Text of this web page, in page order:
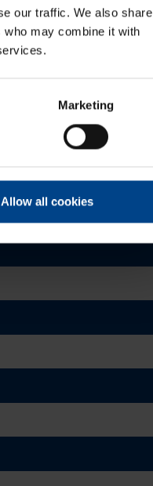
our traffic. We also share
may combine it with
Marketing
Allow all cookies